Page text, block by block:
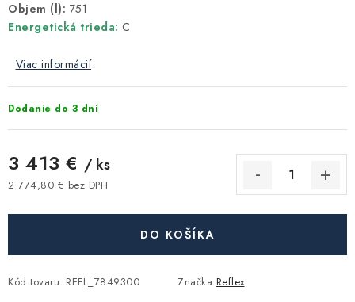
Spojovací materiál
Kontakty Poštovné a doprava
Reklamačné podmienky
Obchodné podmienky požičovne náradia
Moja objednávka
Objem (l): 751
Energetická trieda: C
Viac informácií
Dodanie do 3 dní
3 413 € / ks
2 774,80 € bez DPH
DO KOŠÍKA
Kód tovaru: REFL_7849300 Značka:Reflex